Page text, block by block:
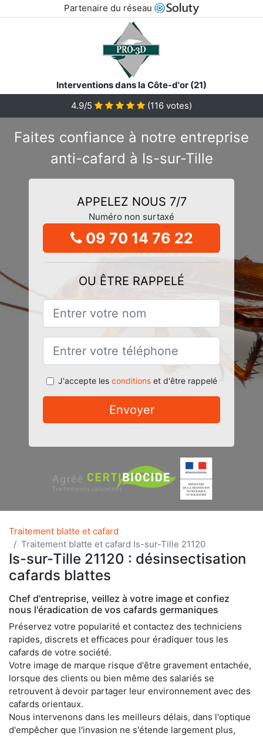
Partenaire du réseau
Interventions dans la Côte-d'or (21)
4.9/5
(116 votes)
Faites confiance à notre entreprise
anti-cafard à Is-sur-Tille
APPELEZ NOUS 7/7
Numéro non surtaxé
09 70 14 76 22
OU ÊTRE RAPPELÉ
J'accepte les conditionset d'être rappelé
Envoyer
Traitement blatte et cafard
Traitement blatte et cafard Is-sur-Tille 21120
Is-sur-Tille 21120 : désinsectisation
cafards blattes
Chef d'entreprise, veillez à votre image et confiez
nous l'éradication de vos cafards germaniques
Préservez votre popularité et contactez des techniciens
rapides, discrets et efficaces pour éradiquer tous les
cafards de votre société.
Votre image de marque risque d'être gravement entachée,
lorsque des clients ou bien même des salariés se
retrouvent à devoir partager leur environnement avec des
cafards orientaux.
Nous intervenons dans les meilleurs délais, dans l'optique
d'empêcher que l'invasion ne s'étende largement plus,